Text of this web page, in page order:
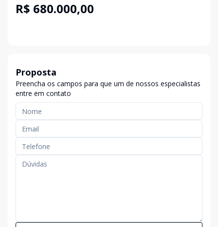
R$ 680.000,00
Proposta
Preencha os campos para que um de nossos especialistas
entre em contato